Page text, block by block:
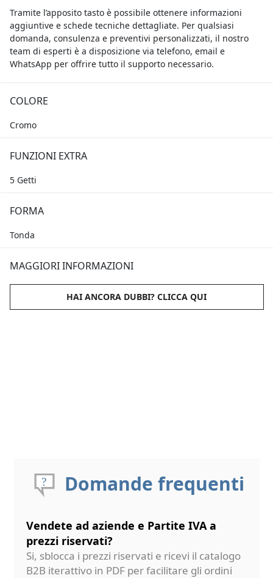
Tramite l’apposito tasto è possibile ottenere informazioni
aggiuntive e schede tecniche dettagliate. Per qualsiasi
domanda, consulenza e preventivi personalizzati, il nostro
team di esperti è a disposizione via telefono, email e
WhatsApp per offrire tutto il supporto necessario.
COLORE
Cromo
FUNZIONI EXTRA
5 Getti
FORMA
Tonda
MAGGIORI INFORMAZIONI
HAI ANCORA DUBBI? CLICCA QUI
Domande frequenti
Vendete ad aziende e Partite IVA a
prezzi riservati?
Si, sblocca i prezzi riservati e ricevi il catalogo
B2B iterattivo in PDF per facilitare gli ordini